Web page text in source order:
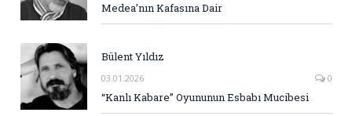
Medea’nın Kafasına Dair
Bülent Yıldız
03.01.2026 0
“Kanlı Kabare” Oyununun Esbabı Mucibesi